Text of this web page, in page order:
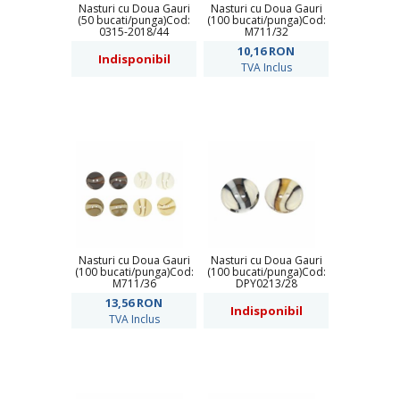
Nasturi cu Doua Gauri
(50 bucati/punga)Cod:
0315-2018/44
Indisponibil
Nasturi cu Doua Gauri
(100 bucati/punga)Cod:
M711/32
10,16RON
TVA Inclus
Nasturi cu Doua Gauri
(100 bucati/punga)Cod:
M711/36
13,56RON
TVA Inclus
Nasturi cu Doua Gauri
(100 bucati/punga)Cod:
DPY0213/28
Indisponibil